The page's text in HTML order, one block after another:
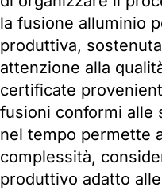
la fusione alluminio
produttiva,
attenzione alla
certificate
fusioni conformi alle
nel tempo permette
complessità,
produttivo adatto